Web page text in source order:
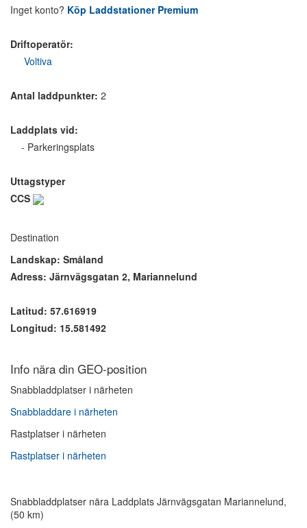
Inget konto? Köp Laddstationer Premium
Driftoperatör:
Voltiva
Antal laddpunkter: 2
Laddplats vid:
- Parkeringsplats
Uttagstyper
CCS
Destination
Landskap: Småland
Adress: Järnvägsgatan 2, Mariannelund
Latitud: 57.616919
Longitud: 15.581492
Info nära din GEO-position
Snabbladdplatser i närheten
Snabbladdare i närheten
Rastplatser i närheten
Rastplatser i närheten
Snabbladdplatser nära Laddplats Järnvägsgatan Mariannelund,
(50 km)